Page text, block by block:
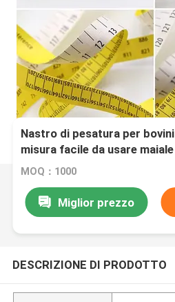
Nastro di pesatura per
misura facile da usare
corpo animale nastro di
MOQ：1000
Miglior prezzo
DESCRIZIONE DI PRODOTTO